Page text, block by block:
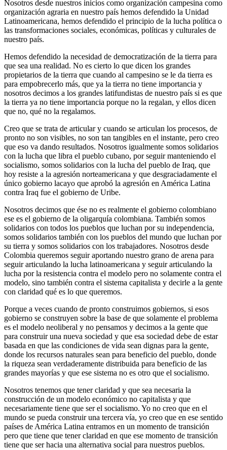
Nosotros desde nuestros inicios como organización campesina como
organización agraria en nuestro país hemos defendido la Unidad
Latinoamericana, hemos defendido el principio de la lucha política o
las transformaciones sociales, económicas, políticas y culturales de
nuestro país.
Hemos defendido la necesidad de democratización de la tierra para
que sea una realidad. No es cierto lo que dicen los grandes
propietarios de la tierra que cuando al campesino se le da tierra es
para empobrecerlo más, que ya la tierra no tiene importancia y
nosotros decimos a los grandes latifundistas de nuestro país si es que
la tierra ya no tiene importancia porque no la regalan, y ellos dicen
que no, qué no la regalamos.
Creo que se trata de articular y cuando se articulan los procesos, de
pronto no son visibles, no son tan tangibles en el instante, pero creo
que eso va dando resultados. Nosotros igualmente somos solidarios
con la lucha que libra el pueblo cubano, por seguir manteniendo el
socialismo, somos solidarios con la lucha del pueblo de Iraq, que
hoy resiste a la agresión norteamericana y que desgraciadamente el
único gobierno lacayo que aprobó la agresión en América Latina
contra Iraq fue el gobierno de Uribe.
Nosotros decimos que ése no es realmente el gobierno colombiano
ese es el gobierno de la oligarquía colombiana. También somos
solidarios con todos los pueblos que luchan por su independencia,
somos solidarios también con los pueblos del mundo que luchan por
su tierra y somos solidarios con los trabajadores. Nosotros desde
Colombia queremos seguir aportando nuestro grano de arena para
seguir articulando la lucha latinoamericana y seguir articulando la
lucha por la resistencia contra el modelo pero no solamente contra el
modelo, sino también contra el sistema capitalista y decirle a la gente
con claridad qué es lo que queremos.
Porque a veces cuando de pronto construimos gobiernos, si esos
gobierno se construyen sobre la base de que solamente el problema
es el modelo neoliberal y no pensamos y decimos a la gente que
para construir una nueva sociedad y que esa sociedad debe de estar
basada en que las condiciones de vida sean dignas para la gente,
donde los recursos naturales sean para beneficio del pueblo, donde
la riqueza sean verdaderamente distribuida para beneficio de las
grandes mayorías y que ese sistema no es otro que el socialismo.
Nosotros tenemos que tener claridad y que sea necesaria la
construcción de un modelo económico no capitalista y que
necesariamente tiene que ser el socialismo. Yo no creo que en el
mundo se pueda construir una tercera vía, yo creo que en ese sentido
países de América Latina entramos en un momento de transición
pero que tiene que tener claridad en que ese momento de transición
tiene que ser hacia una alternativa social para nuestros pueblos.